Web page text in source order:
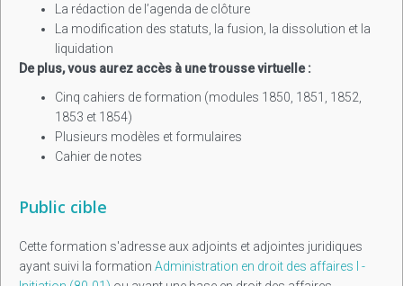
La rédaction de l’agenda de clôture
La modification des statuts, la fusion, la dissolution et la
liquidation
De plus, vous aurez accès à une trousse virtuelle :
Cinq cahiers de formation (modules 1850, 1851, 1852,
1853 et 1854)
Plusieurs modèles et formulaires
Cahier de notes
Public cible
Cette formation s'adresse aux adjoints et adjointes juridiques
ayant suivi la formation Administration en droit des affaires I -